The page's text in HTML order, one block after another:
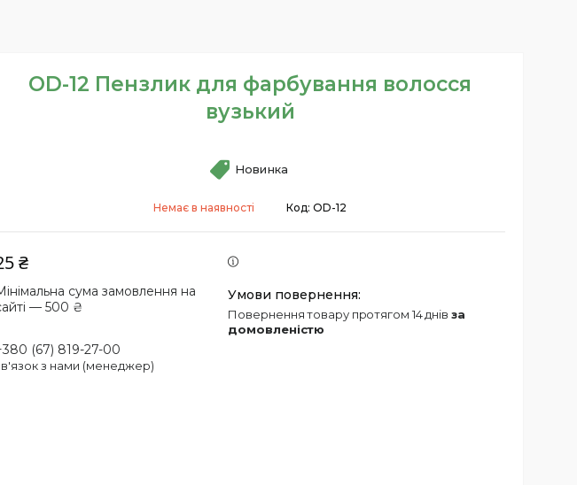
OD-12 Пензлик для фарбування волосся
вузький
Новинка
Немає в наявності Код: OD-12
₴
сума замовлення на
— 500 ₴
(67) 819-27-00
з нами (менеджер)
повернення товару протягом 14 днів за
домовленістю